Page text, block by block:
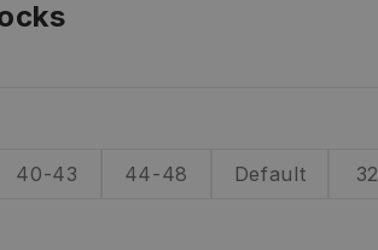
40-43 44-48 Default 32